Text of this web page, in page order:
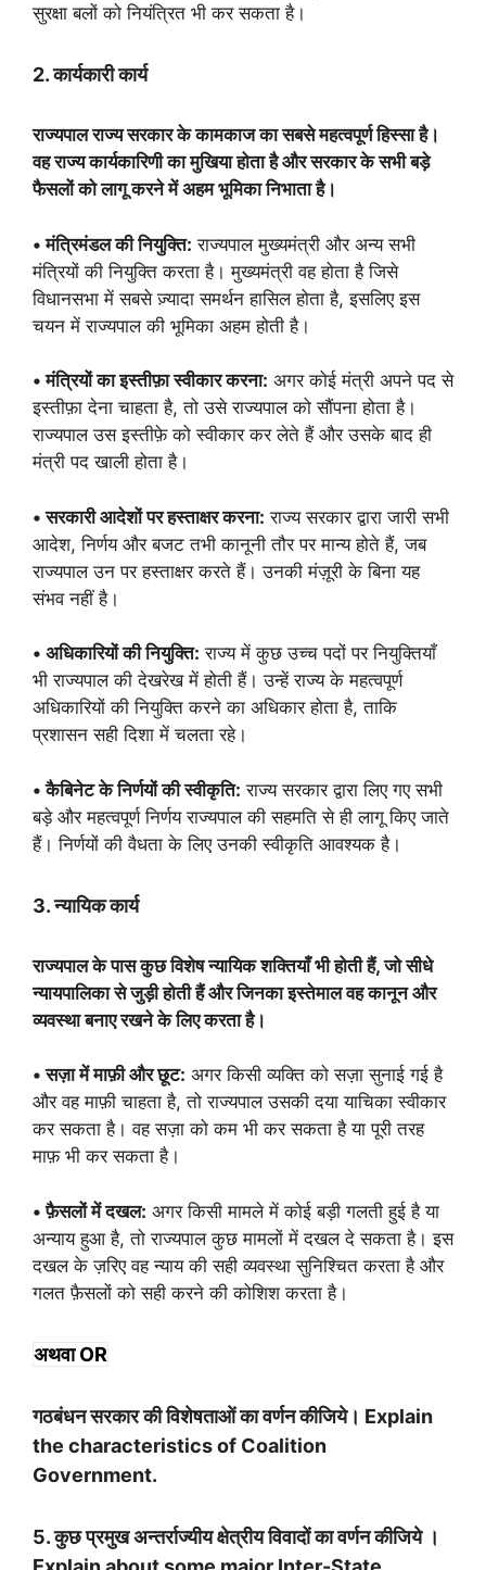
सुरक्षा बलों को नियंत्रित भी कर सकता है।
2. कार्यकारी कार्य
राज्यपाल राज्य सरकार के कामकाज का सबसे महत्वपूर्ण हिस्सा है।
वह राज्य कार्यकारिणी का मुखिया होता है और सरकार के सभी बड़े
फैसलों को लागू करने में अहम भूमिका निभाता है।
• मंत्रिमंडल की नियुक्ति: राज्यपाल मुख्यमंत्री और अन्य सभी
मंत्रियों की नियुक्ति करता है। मुख्यमंत्री वह होता है जिसे
विधानसभा में सबसे ज़्यादा समर्थन हासिल होता है, इसलिए इस
चयन में राज्यपाल की भूमिका अहम होती है।
• मंत्रियों का इस्तीफ़ा स्वीकार करना: अगर कोई मंत्री अपने पद से
इस्तीफ़ा देना चाहता है, तो उसे राज्यपाल को सौंपना होता है।
राज्यपाल उस इस्तीफ़े को स्वीकार कर लेते हैं और उसके बाद ही
मंत्री पद खाली होता है।
• सरकारी आदेशों पर हस्ताक्षर करना: राज्य सरकार द्वारा जारी सभी
आदेश, निर्णय और बजट तभी कानूनी तौर पर मान्य होते हैं, जब
राज्यपाल उन पर हस्ताक्षर करते हैं। उनकी मंज़ूरी के बिना यह
संभव नहीं है।
• अधिकारियों की नियुक्ति: राज्य में कुछ उच्च पदों पर नियुक्तियाँ
भी राज्यपाल की देखरेख में होती हैं। उन्हें राज्य के महत्वपूर्ण
अधिकारियों की नियुक्ति करने का अधिकार होता है, ताकि
प्रशासन सही दिशा में चलता रहे।
• कैबिनेट के निर्णयों की स्वीकृति: राज्य सरकार द्वारा लिए गए सभी
बड़े और महत्वपूर्ण निर्णय राज्यपाल की सहमति से ही लागू किए जाते
हैं। निर्णयों की वैधता के लिए उनकी स्वीकृति आवश्यक है।
3. न्यायिक कार्य
राज्यपाल के पास कुछ विशेष न्यायिक शक्तियाँ भी होती हैं, जो सीधे
न्यायपालिका से जुड़ी होती हैं और जिनका इस्तेमाल वह कानून और
व्यवस्था बनाए रखने के लिए करता है।
• सज़ा में माफ़ी और छूट: अगर किसी व्यक्ति को सज़ा सुनाई गई है
और वह माफ़ी चाहता है, तो राज्यपाल उसकी दया याचिका स्वीकार
कर सकता है। वह सज़ा को कम भी कर सकता है या पूरी तरह
माफ़ भी कर सकता है।
• फ़ैसलों में दखल: अगर किसी मामले में कोई बड़ी गलती हुई है या
अन्याय हुआ है, तो राज्यपाल कुछ मामलों में दखल दे सकता है। इस
दखल के ज़रिए वह न्याय की सही व्यवस्था सुनिश्चित करता है और
गलत फ़ैसलों को सही करने की कोशिश करता है।
अथवा OR
गठबंधन सरकार की विशेषताओं का वर्णन कीजिये। Explain
the characteristics of Coalition
Government.
5. कुछ प्रमुख अन्तर्राज्यीय क्षेत्रीय विवादों का वर्णन कीजिये ।